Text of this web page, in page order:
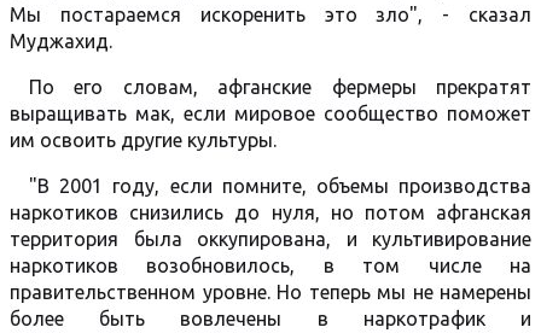
Мы постараемся искоренить это зло", - сказал
Муджахид.
По его словам, афганские фермеры прекратят
выращивать мак, если мировое сообщество поможет
им освоить другие культуры.
"В 2001 году, если помните, объемы производства
наркотиков снизились до нуля, но потом афганская
территория была оккупирована, и культивирование
наркотиков возобновилось, в том числе на
правительственном уровне. Но теперь мы не намерены
более быть вовлечены в наркотрафик и